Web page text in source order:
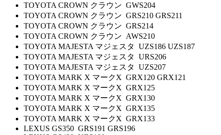
TOYOTA CROWN クラウン GWS204
TOYOTA CROWN クラウン GRS210 GRS211
TOYOTA CROWN クラウン GRS214
TOYOTA CROWN クラウン AWS210
TOYOTA MAJESTA マジェスタ UZS186 UZS187
TOYOTA MAJESTA マジェスタ URS206
TOYOTA MAJESTA マジェスタ UZS207
TOYOTA MARK X マークX GRX120 GRX121
TOYOTA MARK X マークX GRX125
TOYOTA MARK X マークX GRX130
TOYOTA MARK X マークX GRX135
TOYOTA MARK X マークX GRX133
LEXUS GS350 GRS191 GRS196